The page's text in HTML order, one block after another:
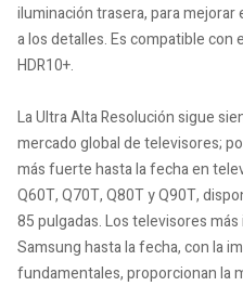
iluminación trasera, para
a los detalles. Es compatible con
HDR10+.
La Ultra Alta Resolución sigue
mercado global de televisores;
más fuerte hasta la fecha en
Q60T, Q70T, Q80T y Q90T,
85 pulgadas. Los televisores
Samsung hasta la fecha, con la
fundamentales, proporcionan la